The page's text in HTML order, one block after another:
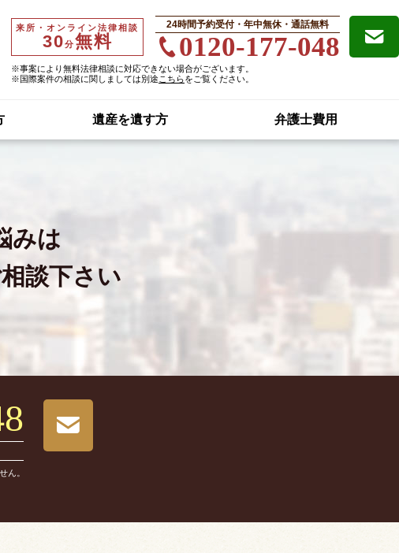
来所・オンライン法律相談
30分無料
24時間予約受付・年中無休・通話無料
0120-177-048
※事案により無料法律相談に対応できない場合がございます。
※国際案件の相談に関しましては別途 こちらをご覧ください。
遺産を遺す方 弁護士費用
みは
談下さい
ん。